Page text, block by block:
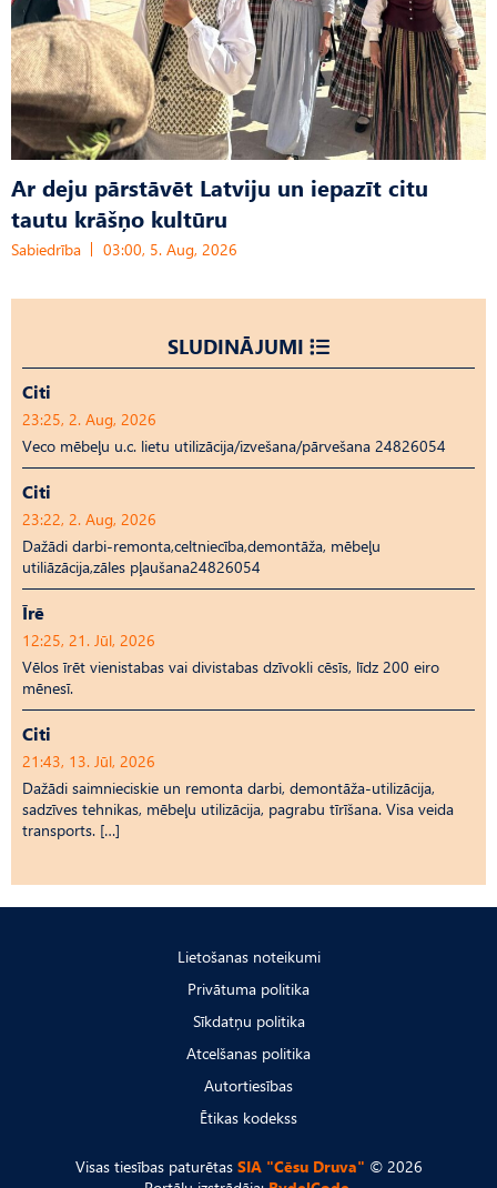
Ar deju pārstāvēt Latviju un iepazīt citu
tautu krāšņo kultūru
Sabiedrība 03:00, 5. Aug, 2026
SLUDINĀJUMI
Citi
23:25, 2. Aug, 2026
Veco mēbeļu u.c. lietu utilizācija/izvešana/pārvešana 24826054
Citi
23:22, 2. Aug, 2026
Dažādi darbi-remonta,celtniecība,demontāža, mēbeļu
utiliāzācija,zāles pļaušana24826054
Īrē
12:25, 21. Jūl, 2026
Vēlos īrēt vienistabas vai divistabas dzīvokli cēsīs, līdz 200 eiro
mēnesī.
Citi
21:43, 13. Jūl, 2026
Dažādi saimnieciskie un remonta darbi, demontāža-utilizācija,
sadzīves tehnikas, mēbeļu utilizācija, pagrabu tīrīšana. Visa veida
transports. […]
Lietošanas noteikumi
Privātuma politika
Sīkdatņu politika
Atcelšanas politika
Autortiesības
Ētikas kodekss
Visas tiesības paturētas SIA "Cēsu Druva" © 2026